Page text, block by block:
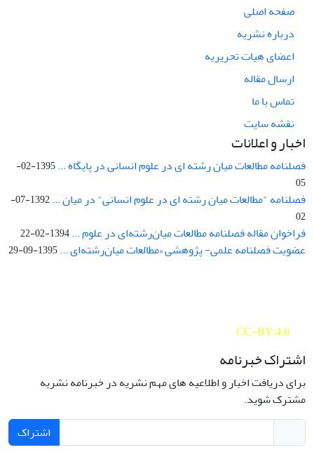
صفحه اصلی
درباره نشریه
اعضای هیات تحریریه
ارسال مقاله
تماس با ما
نقشه سایت
اخبار و اعلانات
فصلنامه مطالعات میان رشته ای در علوم انسانی در پایگاه ...
1395-02-
05
فصلنامه "مطالعات میان رشته ای در علوم انسانی" در میان ...
1392-07-
02
فراخوان مقاله فصلنامه مطالعات میان‌رشته‌ای در علوم ...1394-02-22
عضویت فصلنامه علمی- پژوهشی «مطالعات میان‌رشته‌ای ...1395-09-29
CC-BY 4.0
اشتراک خبرنامه
برای دریافت اخبار و اطلاعیه های مهم نشریه در خبرنامه نشریه
مشترک شوید.
اشتراک